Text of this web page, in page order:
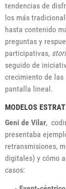
tendencias de
los más
hasta contenido
preguntas y
participativas,
seguido de
crecimiento de las
pantalla lineal.
MODELOS
Geni de Vilar,
presentaba
retransmisiones,
digitales) y cómo
casos: